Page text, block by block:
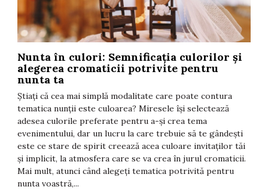
Nunta în culori: Semnificația culorilor și
alegerea cromaticii potrivite pentru
nunta ta
Știați că cea mai simplă modalitate care poate contura
tematica nunții este culoarea? Miresele își selectează
adesea culorile preferate pentru a-și crea tema
evenimentului, dar un lucru la care trebuie să te gândești
este ce stare de spirit creează acea culoare invitaților tăi
și implicit, la atmosfera care se va crea în jurul cromaticii.
Mai mult, atunci când alegeți tematica potrivită pentru
nunta voastră,...